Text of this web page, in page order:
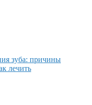
зуба: причины
лечить